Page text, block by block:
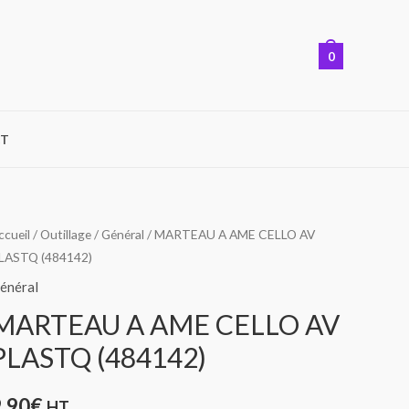
0
/Outillage/Général / MARTEAU A AME CELLO AV
(484142)
A AME CELLO AV
(484142)